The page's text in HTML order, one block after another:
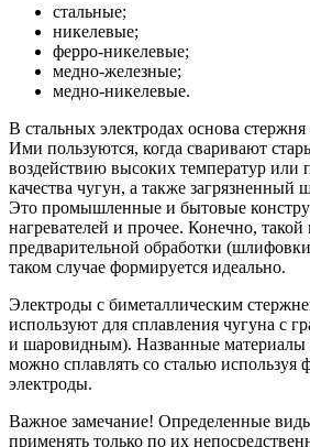
стальные;
никелевые;
ферро-никелевые;
медно-железные;
медно-никелевые.
В стальных электродах основа
Ими пользуются, когда сваривают
воздействию высоких температур или
качества чугун, а также загрязненный
Это промышленные и бытовые
нагревателей и прочее. Конечно, такой
предварительной обработки
таком случае формируется идеально.
Электроды с биметаллическим
используют для сплавления чугуна с
и шаровидным). Названные материалы
можно сплавлять со сталью используя
электроды.
Важное замечание! Определенные
применять только по их